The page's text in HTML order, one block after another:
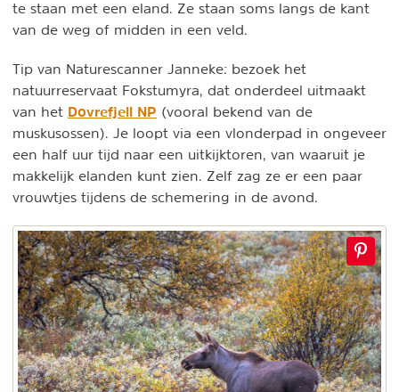
te staan met een eland. Ze staan soms langs de kant
van de weg of midden in een veld.
Tip van Naturescanner Janneke: bezoek het
natuurreservaat Fokstumyra, dat onderdeel uitmaakt
van het Dovrefjell NP (vooral bekend van de
muskusossen). Je loopt via een vlonderpad in ongeveer
een half uur tijd naar een uitkijktoren, van waaruit je
makkelijk elanden kunt zien. Zelf zag ze er een paar
vrouwtjes tijdens de schemering in de avond.